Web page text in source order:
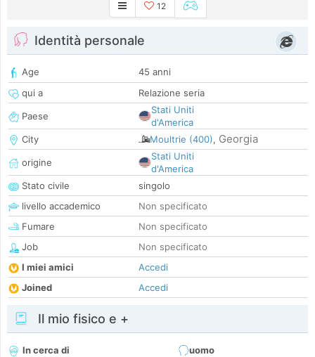
12
Identità personale
Age
45 anni
qui a
Relazione seria
Paese
Stati Uniti
d'America
City
Moultrie (400), Georgia
origine
Stati Uniti
d'America
Stato civile
singolo
livello accademico
Non specificato
Fumare
Non specificato
Job
Non specificato
I miei amici
Accedi
Joined
Accedi
Il mio fisico e +
In cerca di
uomo